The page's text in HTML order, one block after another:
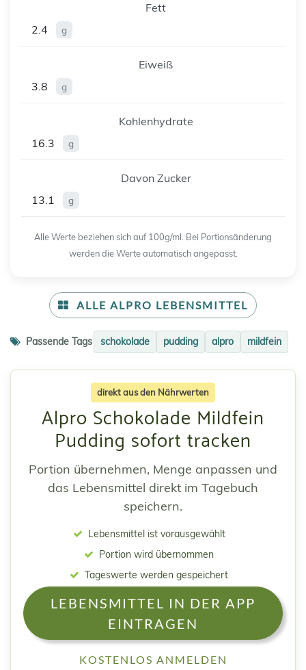
Fett
2.4
g
Eiweiß
3.8
g
Kohlenhydrate
16.3
g
Davon Zucker
13.1
g
Alle Werte beziehen sich auf 100g/ml. Bei Portionsänderung
werden die Werte automatisch angepasst.
ALLE ALPRO LEBENSMITTEL
Passende Tags schokolade pudding alpro mildfein
direkt aus den Nährwerten
Alpro Schokolade Mildfein
Pudding sofort tracken
Portion übernehmen, Menge anpassen und
das Lebensmittel direkt im Tagebuch
speichern.
Lebensmittel ist vorausgewählt
Portion wird übernommen
Tageswerte werden gespeichert
LEBENSMITTEL IN DER APP
EINTRAGEN
KOSTENLOS ANMELDEN